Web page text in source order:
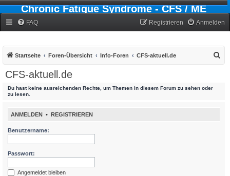
Chronic Fatigue Syndrome - CFS / ME
FAQ Anmelden
Registrieren
Startseite Foren-Übersicht Info-Foren CFS-aktuell.de
CFS-aktuell.de
Du hast keine ausreichenden Rechte, um Themen in diesem Forum zu sehen oder
zu lesen.
ANMELDEN • REGISTRIEREN
Benutzername:
Passwort:
Angemeldet bleiben